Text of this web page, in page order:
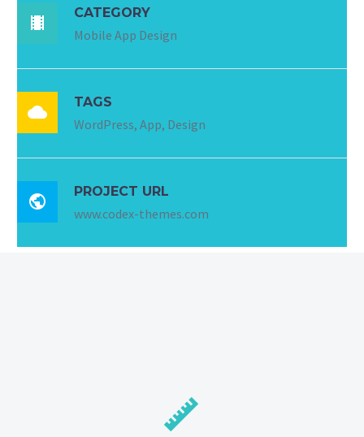

CATEGORY
Mobile App Design

TAGS
WordPress, App, Design

PROJECT URL
www.codex-themes.com

